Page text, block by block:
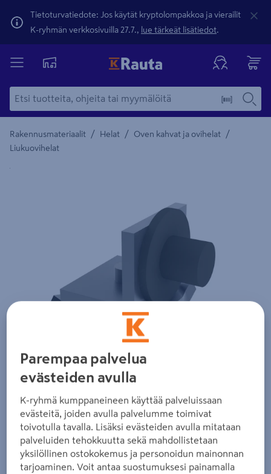
Tietoturvatiedote: Jos käytät kryptolompakkoa ja vierailit
K-ryhmän verkkosivuilla 27.7., lue tärkeät lisätiedot.
Rakennusmateriaalit / Helat / Oven kahvat ja ovihelat /
Liukuovihelat
Yksityiskohtainen kuvaus löytyy Tuotteen kuvaus -
Zoomaa kuvaa sormilla kosketusnäytöllä
Parempaa palvelua
evästeiden avulla
K-ryhmä kumppaneineen käyttää palveluissaan
evästeitä, joiden avulla palvelumme toimivat
toivotulla tavalla. Lisäksi evästeiden avulla mitataan
palveluiden tehokkuutta sekä mahdollistetaan
yksilöllinen ostokokemus ja personoidun mainonnan
tarjoaminen. Voit antaa suostumuksesi painamalla